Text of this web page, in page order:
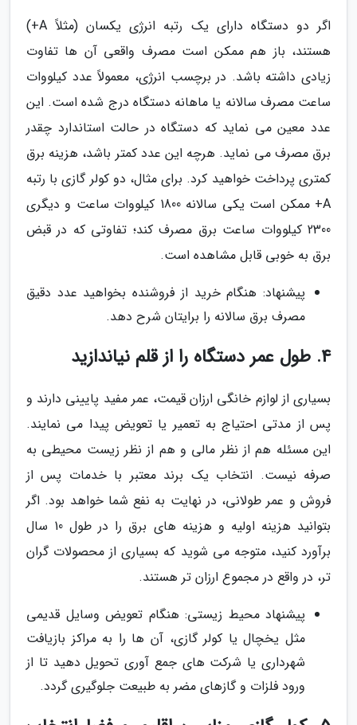
اگر دو دستگاه دارای یک رتبه انرژی یکسان (مثلاً A+)
هستند، باز هم ممکن است مصرف واقعی آن ها تفاوت
زیادی داشته باشد. در برچسب انرژی، معمولاً عدد کیلووات
ساعت مصرف سالانه یا ماهانه دستگاه درج شده است. این
عدد معین می نماید که دستگاه در حالت استاندارد چقدر
برق مصرف می نماید. هرچه این عدد کمتر باشد، هزینه برق
کمتری پرداخت خواهید کرد. برای مثال، دو کولر گازی با رتبه
A+ ممکن است یکی سالانه 1800 کیلووات ساعت و دیگری
2300 کیلووات ساعت برق مصرف کند؛ تفاوتی که در قبض
برق به خوبی قابل مشاهده است.
پیشنهاد: هنگام خرید از فروشنده بخواهید عدد دقیق
مصرف برق سالانه را برایتان شرح دهد.
4. طول عمر دستگاه را از قلم نیاندازید
بسیاری از لوازم خانگی ارزان قیمت، عمر مفید پایینی دارند و
پس از مدتی احتیاج به تعمیر یا تعویض پیدا می نمایند.
این مسئله هم از نظر مالی و هم از نظر زیست محیطی به
صرفه نیست. انتخاب یک برند معتبر با خدمات پس از
فروش و عمر طولانی، در نهایت به نفع شما خواهد بود. اگر
بتوانید هزینه اولیه و هزینه های برق را در طول 10 سال
برآورد کنید، متوجه می شوید که بسیاری از محصولات گران
تر، در واقع در مجموع ارزان تر هستند.
پیشنهاد محیط زیستی: هنگام تعویض وسایل قدیمی
مثل یخچال یا کولر گازی، آن ها را به مراکز بازیافت
شهرداری یا شرکت های جمع آوری تحویل دهید تا از
ورود فلزات و گازهای مضر به طبیعت جلوگیری گردد.